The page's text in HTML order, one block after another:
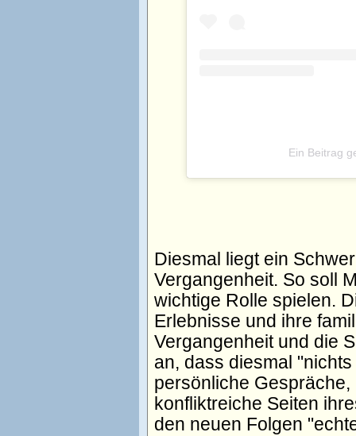
Ein Beitrag
Diesmal liegt ein
Vergangenheit. So soll
wichtige Rolle spielen.
Erlebnisse und ihre
Vergangenheit und die
an, dass diesmal
persönliche
konfliktreiche Seiten
den neuen Folgen